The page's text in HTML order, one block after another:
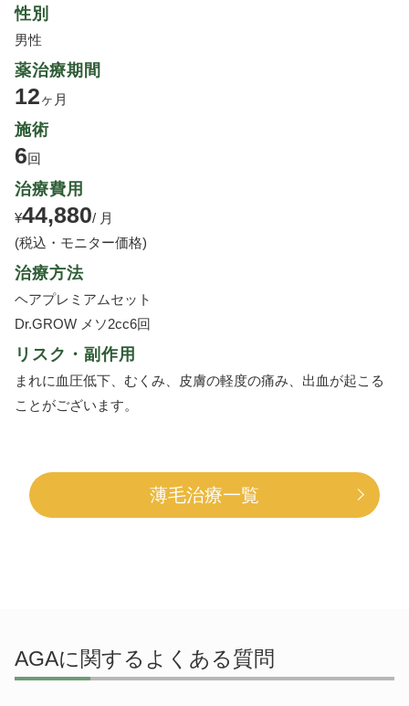
性別
男性
薬治療期間
12ヶ月
施術
6回
治療費用
¥44,880/ 月
(税込・モニター価格)
治療方法
ヘアプレミアムセット
Dr.GROW メソ2cc6回
リスク・副作用
まれに血圧低下、むくみ、皮膚の軽度の痛み、出血が起こる
ことがございます。
薄毛治療一覧
AGAに関するよくある質問